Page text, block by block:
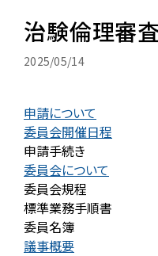
治験倫理審
2025/05/14
申請について
委員会開催日程
申請手続き
委員会について
委員会規程
標準業務手順書
委員名簿
議事概要